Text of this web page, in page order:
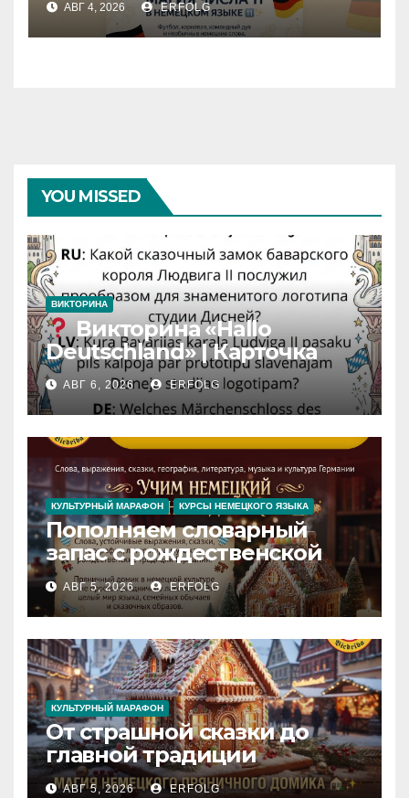
11 в немецком языке!
АВГ 4, 2026 ERFOLG
YOU MISSED
ВИКТОРИНА
Викторина «Hallo
Deutschland» | Карточка
№46
Замок вдохновения
Iedvesmas pils / Schloss der
Inspiration
АВГ 6, 2026 ERFOLG
КУЛЬТУРНЫЙ МАРАФОН КУРСЫ НЕМЕЦКОГО ЯЗЫКА
Пополняем словарный
запас с рождественской
сказкой! Учим немецкий
вместе с Lebkuchenhaus
АВГ 5, 2026 ERFOLG
КУЛЬТУРНЫЙ МАРАФОН
От страшной сказки до
главной традиции
Рождества: секреты
АВГ 5, 2026 ERFOLG